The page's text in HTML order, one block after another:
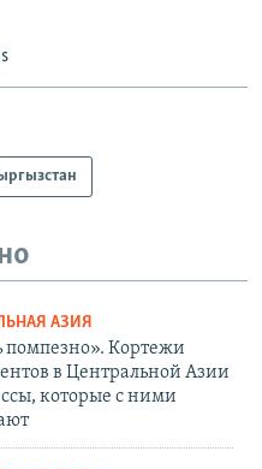
АЗИЯ
помпезно». Кортежи
в Центральной Азии
которые с ними